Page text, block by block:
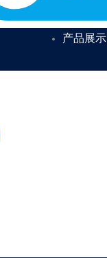
产品展示